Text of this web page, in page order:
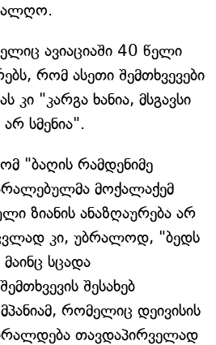
ავიაციაში 40 წელი
რომ ასეთი შემთხვევები
კი "კარგა ხანია, მსგავსი
არ სმენია".
"ბაღის რამდენიმე
მოქალაქემ
ზიანის ანაზღაურება არ
კი, უბრალოდ, "ბედს
სცადა
შესახებ
რომელიც დეივისის
თავდაპირველად